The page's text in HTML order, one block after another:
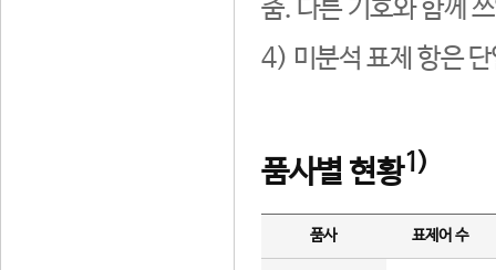
줌. 다른 기호와 함께
4) 미분석 표제 항은
품사별 현황1)
품사 표제어 수